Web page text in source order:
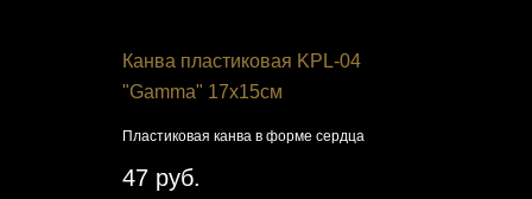
Канва пластиковая KPL-04
"Gamma" 17х15см
Пластиковая канва в форме сердца
47 руб.